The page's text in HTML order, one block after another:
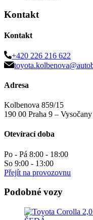
Kontakt
Kontakt
+420 226 216 622
Adresa
Kolbenova 859/15
190 00 Praha 9 – Vysočany
Otevírací doba
Po - Pá 8:00 - 18:00
So 9:00 - 13:00
Přejít na provozovnu
Podobné vozy